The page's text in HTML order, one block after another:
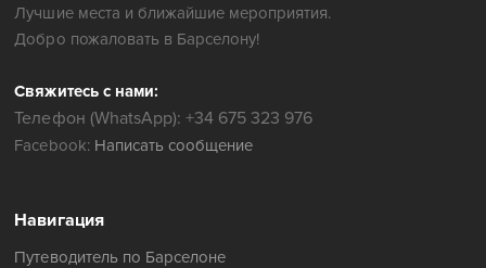
Лучшие места и ближайшие мероприятия.
Добро пожаловать в Барселону!
Свяжитесь с нами:
Телефон (WhatsApp): +34 675 323 976
Facebook: Написать сообщение
Навигация
Путеводитель по Барселоне